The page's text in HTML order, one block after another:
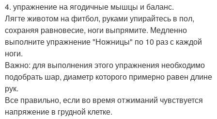
4. упражнение на ягодичные мышцы и баланс.
Лягте животом на фитбол, руками упирайтесь в пол,
сохраняя равновесие, ноги выпрямите. Медленно
выполните упражнение "Ножницы" по 10 раз с каждой
ноги.
Важно: для выполнения этого упражнения необходимо
подобрать шар, диаметр которого примерно равен длине
рук.
Все правильно, если во время отжиманий чувствуется
напряжение в грудной клетке.